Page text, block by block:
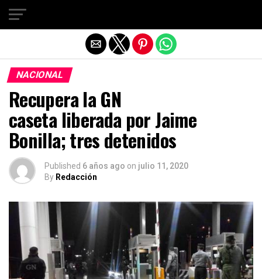
NACIONAL
Recupera la GN
caseta liberada por Jaime
Bonilla; tres detenidos
Published 6 años ago on julio 11, 2020
By Redacción